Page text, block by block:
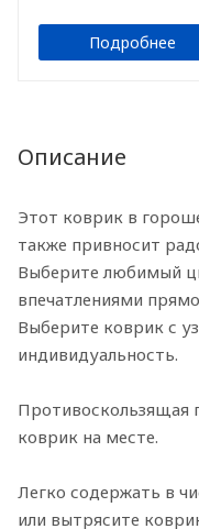
Подробнее
Описание
Этот коврик в
также привносит
Выберите любимый
впечатлениями
Выберите коврик с
индивидуальность.
Противоскользящая
коврик на месте.
Легко содержать в
или вытрясите